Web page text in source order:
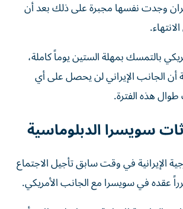
وجدت نفسها مجبرة على ذلك بعد أن
بالتمسك بمهلة الستين يوماً كاملة،
أن الجانب الإيراني لن يحصل على أي
هذه الفترة.
سويسرا الدبلوماسية
الإيرانية في وقت سابق تأجيل الاجتماع
عقده في سويسرا مع الجانب الأمريكي.